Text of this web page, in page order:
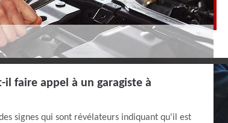
il faire appel à un garagiste à
signes qui sont révélateurs indiquant qu'il est